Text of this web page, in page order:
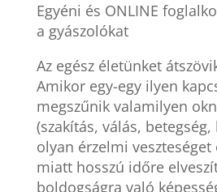
Egyéni és ONLINE
a gyászolókat
Az egész életünket
Amikor egy-egy ilyen
megszűnik valamilyen
(szakítás, válás,
olyan érzelmi
miatt hosszú időre
boldogságra való